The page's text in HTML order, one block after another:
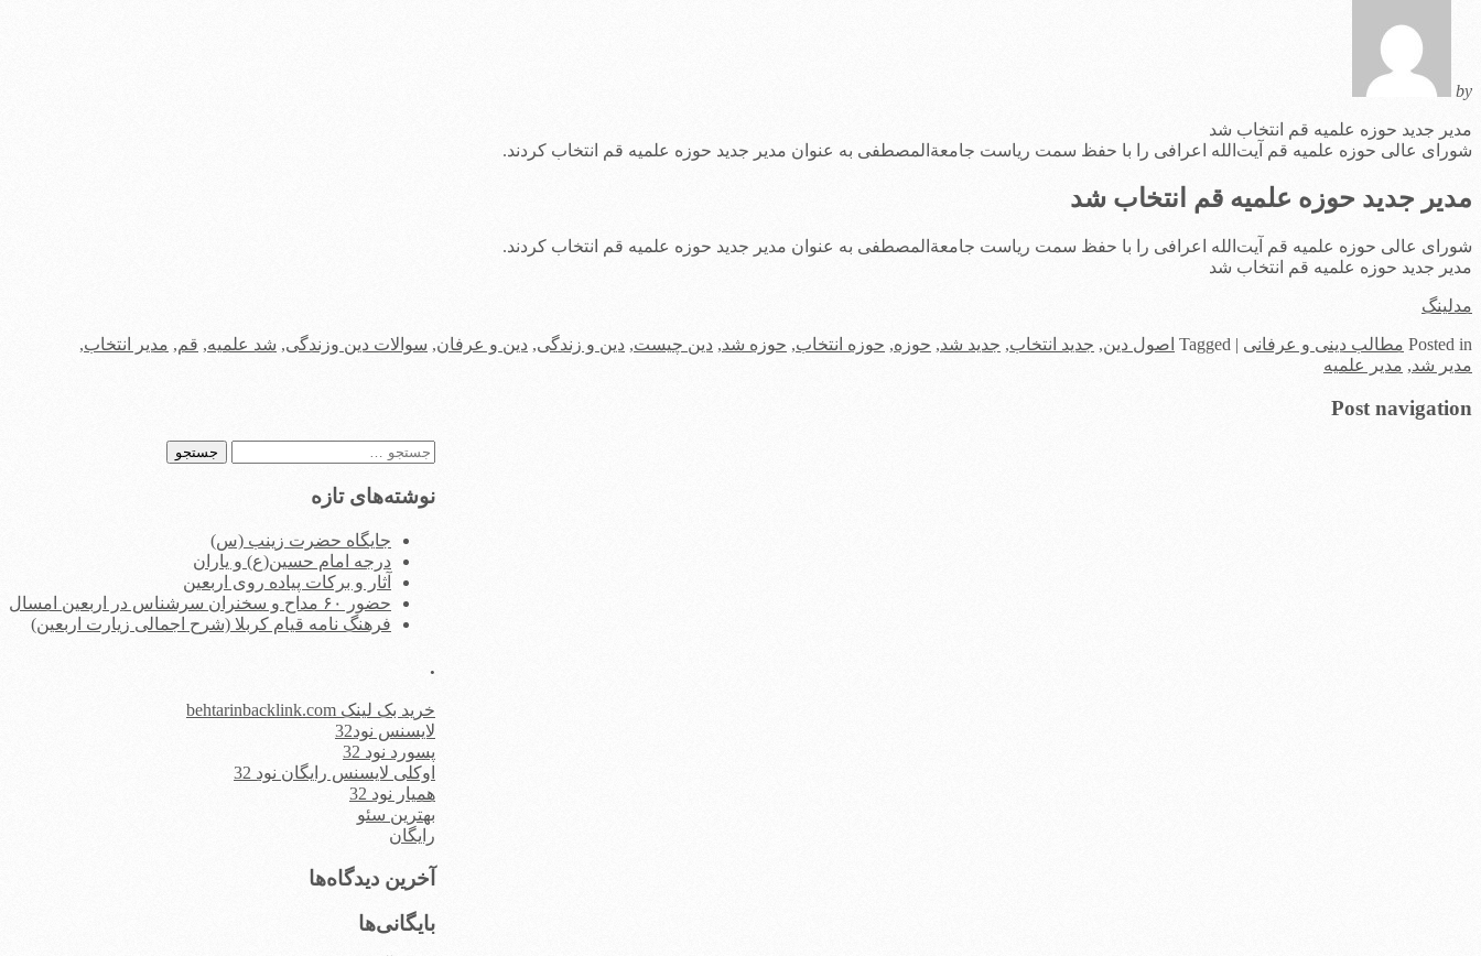
by
مدیر جدید حوزه علمیه قم انتخاب شد
شورای عالی حوزه علمیه قم ‌آیت‌الله اعرافی را با حفظ سمت ریاست جامعة‌المصطفی ‌به عنوان مدیر جدید حوزه علمیه قم انتخاب کردند.
مدیر جدید حوزه علمیه قم انتخاب شد
شورای عالی حوزه علمیه قم ‌آیت‌الله اعرافی را با حفظ سمت ریاست جامعة‌المصطفی ‌به عنوان مدیر جدید حوزه علمیه قم انتخاب کردند.
مدیر جدید حوزه علمیه قم انتخاب شد
مدلینگ
Posted in مطالب دینی و عرفانی |
Tagged اصول دین, جدید انتخاب, جدید شد, حوزه, حوزه انتخاب, حوزه شد, دین چیست, دین و زندگی, دین و عرفان, سوالات دین وزندگی, شد علمیه, قم, مدیر انتخاب,
مدیر شد, مدیر علمیه
Post navigation
جستجو
نوشته‌های تازه
جایگاه حضرت زینب (س)
درجه امام حسین(ع) و یاران
آثار و برکات پیاده روی اربعین
حضور ۶۰ مداح و سخنران سرشناس در اربعین امسال
فرهنگ نامه قیام کربلا (شرح اجمالی زیارت اربعین)
.
خرید بک لینک behtarinbacklink.com
لایسنس نود32
پسورد نود 32
اوکلی لایسنس رایگان نود 32
همیار نود 32
بهترین سئو
رایگان
آخرین دیدگاه‌ها
بایگانی‌ها